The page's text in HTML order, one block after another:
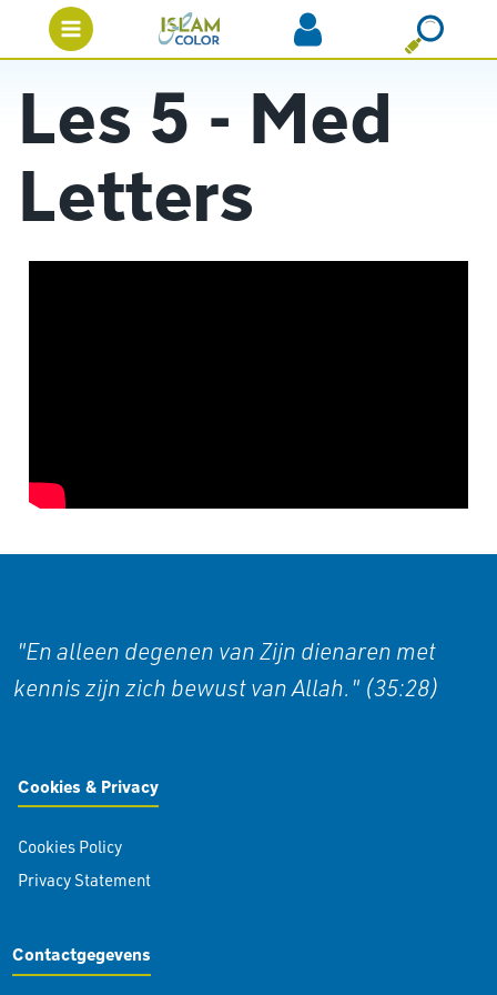
Les 5 - Med
Letters
"En alleen degenen van Zijn dienaren met
kennis zijn zich bewust van Allah." (35:28)
Cookies & Privacy
Cookies Policy
Privacy Statement
Contactgegevens